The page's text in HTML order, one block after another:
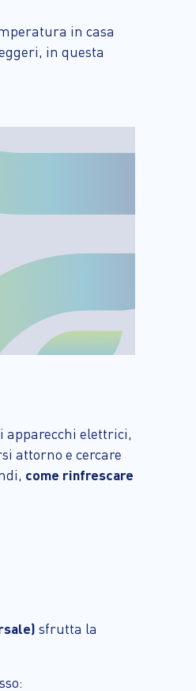
in casa
in questa
apparecchi elettrici,
attorno e cercare
come rinfrescare
sfrutta la